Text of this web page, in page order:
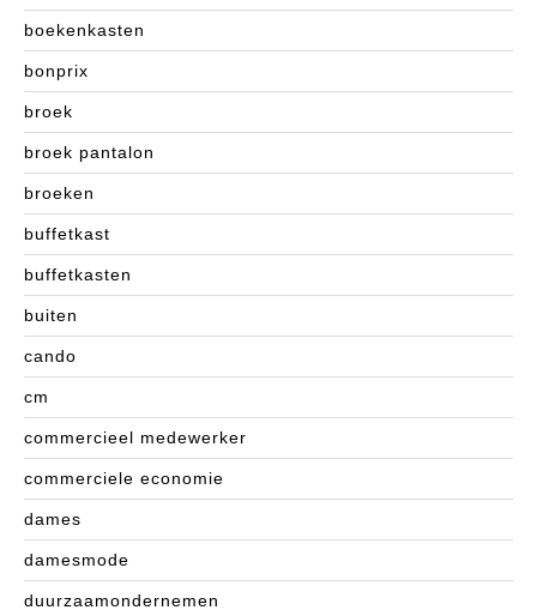
boekenkasten
bonprix
broek
broek pantalon
broeken
buffetkast
buffetkasten
buiten
cando
cm
commercieel medewerker
commerciele economie
dames
damesmode
duurzaamondernemen